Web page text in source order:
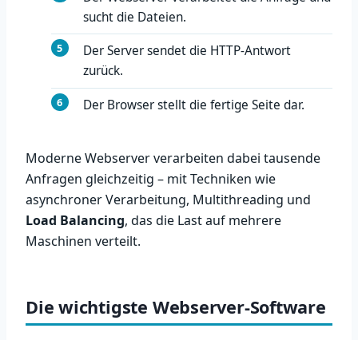
sucht die Dateien.
Der Server sendet die HTTP-Antwort
zurück.
Der Browser stellt die fertige Seite dar.
Moderne Webserver verarbeiten dabei tausende
Anfragen gleichzeitig – mit Techniken wie
asynchroner Verarbeitung, Multithreading und
Load Balancing, das die Last auf mehrere
Maschinen verteilt.
Die wichtigste Webserver-Software